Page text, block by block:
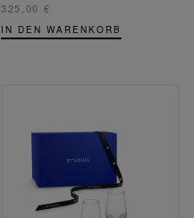
325,00 €
IN DEN WARENKORB